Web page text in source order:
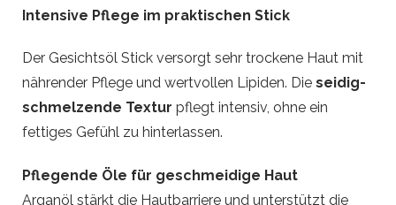
Intensive Pflege im praktischen Stick
Der Gesichtsöl Stick versorgt sehr trockene Haut mit
nährender Pflege und wertvollen Lipiden. Die seidig-
schmelzende Textur pflegt intensiv, ohne ein
fettiges Gefühl zu hinterlassen.
Pflegende Öle für geschmeidige Haut
Arganöl stärkt die Hautbarriere und unterstützt die